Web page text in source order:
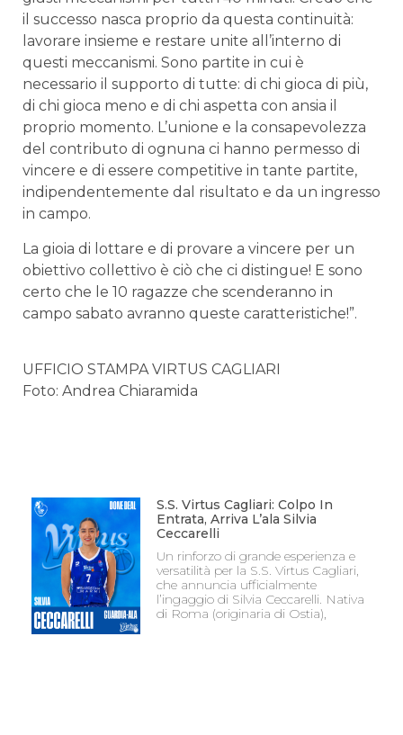
il successo nasca proprio da questa continuità:
lavorare insieme e restare unite all’interno di
questi meccanismi. Sono partite in cui è
necessario il supporto di tutte: di chi gioca di più,
di chi gioca meno e di chi aspetta con ansia il
proprio momento. L’unione e la consapevolezza
del contributo di ognuna ci hanno permesso di
vincere e di essere competitive in tante partite,
indipendentemente dal risultato e da un ingresso
in campo.
La gioia di lottare e di provare a vincere per un
obiettivo collettivo è ciò che ci distingue! E sono
certo che le 10 ragazze che scenderanno in
campo sabato avranno queste caratteristiche!”.
UFFICIO STAMPA VIRTUS CAGLIARI
Foto: Andrea Chiaramida
S.S. Virtus Cagliari: Colpo In
Entrata, Arriva L’ala Silvia
Ceccarelli
Un rinforzo di grande esperienza e
versatilità per la S.S. Virtus Cagliari,
che annuncia ufficialmente
l’ingaggio di Silvia Ceccarelli. Nativa
di Roma (originaria di Ostia),